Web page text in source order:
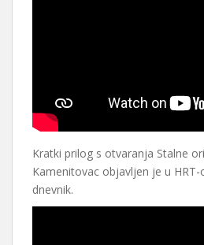
Kratki prilog s otvaranja Stalne
Kamenitovac objavljen je u
dnevnik.